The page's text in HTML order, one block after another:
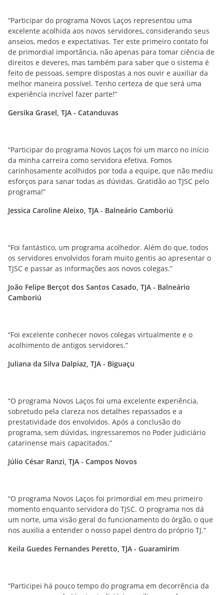
“Participar do programa Novos Laços representou uma
excelente acolhida aos novos servidores, considerando seus
anseios, medos e expectativas. Ter este primeiro contato foi
de primordial importância, não apenas para tomar ciência de
direitos e deveres, mas também para saber que o sistema é
feito de pessoas, sempre dispostas a nos ouvir e auxiliar da
melhor maneira possível. Tenho certeza de que será uma
experiência incrível fazer parte!”
Gersika Grasel, TJA - Catanduvas
“Participar do programa Novos Laços foi um marco no início
da minha carreira como servidora efetiva. Fomos
carinhosamente acolhidos por toda a equipe, que não mediu
esforços para sanar todas as dúvidas. Gratidão ao TJSC pelo
programa!”
Jessica Caroline Aleixo, TJA - Balneário Camboriú
“Foi fantástico, um programa acolhedor. Além do que, todos
os servidores envolvidos foram muito gentis ao apresentar o
TJSC e passar as informações aos novos colegas.”
João Felipe Berçot dos Santos Casado, TJA - Balneário
Camboriú
“Foi excelente conhecer novos colegas virtualmente e o
acolhimento de antigos servidores.”
Juliana da Silva Dalpiaz, TJA - Biguaçu
“O programa Novos Laços foi uma excelente experiência,
sobretudo pela clareza nos detalhes repassados e a
prestatividade dos envolvidos. Após a conclusão do
programa, sem dúvidas, ingressaremos no Poder Judiciário
catarinense mais capacitados.”
Júlio César Ranzi, TJA - Campos Novos
“O programa Novos Laços foi primordial em meu primeiro
momento enquanto servidora do TJSC. O programa nos dá
um norte, uma visão geral do funcionamento do órgão, o que
nos auxilia a entender o nosso papel dentro do próprio TJ.“
Keila Guedes Fernandes Peretto, TJA - Guaramirim
“Participei há pouco tempo do programa em decorrência da